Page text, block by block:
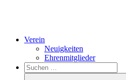
Verein
Neuigkeiten
Ehrenmitglieder
Search
Suchen
nach: